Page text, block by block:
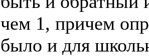
чем 1, причем
было и для